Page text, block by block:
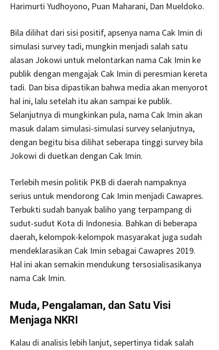
Harimurti Yudhoyono, Puan Maharani, Dan Mueldoko.
Bila dilihat dari sisi positif, apsenya nama Cak Imin di
simulasi survey tadi, mungkin menjadi salah satu
alasan Jokowi untuk melontarkan nama Cak Imin ke
publik dengan mengajak Cak Imin di peresmian kereta
tadi. Dan bisa dipastikan bahwa media akan menyorot
hal ini, lalu setelah itu akan sampai ke publik.
Selanjutnya di mungkinkan pula, nama Cak Imin akan
masuk dalam simulasi-simulasi survey selanjutnya,
dengan begitu bisa dilihat seberapa tinggi survey bila
Jokowi di duetkan dengan Cak Imin.
Terlebih mesin politik PKB di daerah nampaknya
serius untuk mendorong Cak Imin menjadi Cawapres.
Terbukti sudah banyak baliho yang terpampang di
sudut-sudut Kota di Indonesia. Bahkan di beberapa
daerah, kelompok-kelompok masyarakat juga sudah
mendeklarasikan Cak Imin sebagai Cawapres 2019.
Hal ini akan semakin mendukung tersosialisasikanya
nama Cak Imin.
Muda, Pengalaman, dan Satu Visi
Menjaga NKRI
Kalau di analisis lebih lanjut, sepertinya tidak salah